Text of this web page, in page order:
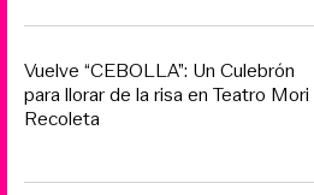
Vuelve “CEBOLLA”: Un Culebrón
para llorar de la risa en Teatro Mori
Recoleta